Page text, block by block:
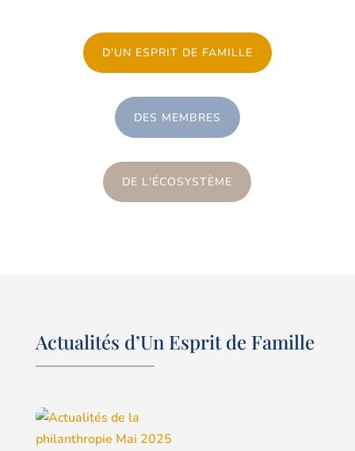
D'UN ESPRIT DE FAMILLE
DES MEMBRES
DE L'ÉCOSYSTÈME
Actualités d’Un Esprit de Famille